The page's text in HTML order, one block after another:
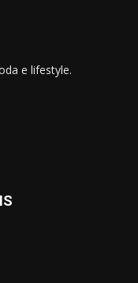
e lifestyle.